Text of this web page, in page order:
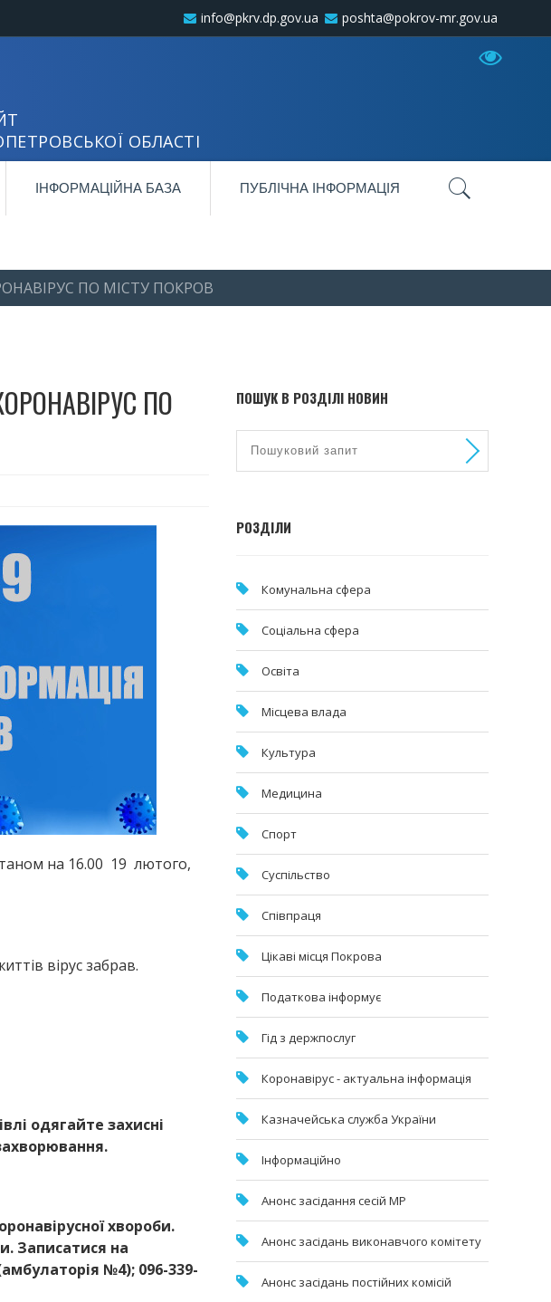
info@pkrv.dp.gov.ua poshta@pokrov-mr.gov.ua
ОБЛАСТІ
ІНФОРМАЦІЙНА БАЗА ПУБЛІЧНА ІНФОРМАЦІЯ
ПО МІСТУ ПОКРОВ
ПО
на 16.00 19 лютого,
вірус забрав.
одягайте захисні
хвороби.
Записатися на
№4); 096-339-
ПОШУК В РОЗДІЛІ НОВИН
РОЗДІЛИ
Комунальна cфера
Соціальна сфера
Освіта
Місцева влада
Культура
Медицина
Спорт
Суспільство
Співпраця
Цікаві місця Покрова
Податкова інформує
Гід з держпослуг
Коронавірус - актуальна інформація
Казначейська служба України
Інформаційно
Анонс засідання сесій МР
Анонс засідань виконавчого комітету
Анонс засідань постійних комісій